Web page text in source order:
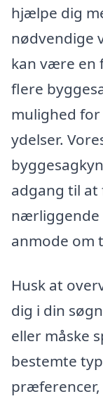
hjælpe dig
nødvendige
kan være en
flere
mulighed
ydelser.
adgang til at
nærliggende
anmode om
Husk at
dig i din
eller måske
bestemte